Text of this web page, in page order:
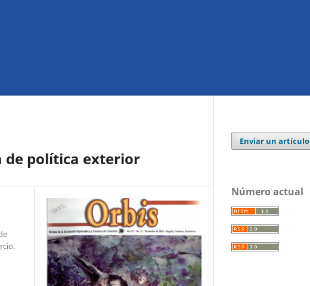
de política exterior
Enviar un artículo
Número actual